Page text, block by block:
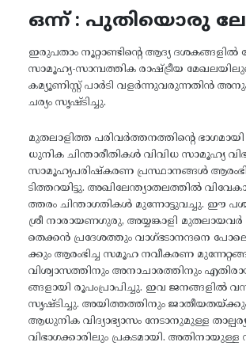
ഒന്ന് : പുതിയൊരു
ഇരുപതാം നൂറ്റാണ്ടിന്റെ ആദ്യ ദശകങ്ങളിൽ
സാമൂഹ്യ-സാമ്പത്തിക രാഷ്ട്രീയ
കമ്യൂണിസ്റ്റ് പാർടി വളർന്നുവരുന്നതിൻ
ചര്യം സൃഷ്ടിച്ചു.
മുതലാളിത്ത പരിവർത്തനത്തിന്റെ
ധുനിക ചിന്താരീതികൾ വിവിധ സാമൂഹ്യ
സാമൂഹ്യപരിഷ്കരണ പ്രസ്ഥാനങ്ങൾ
ടിത്തറയിട്ടു. അഖിലേന്ത്യാതലത്തിൽ
ത്തരം ചിന്താഗതികൾ മുന്നോട്ടുവച്ചു. ഈ
ശ്രീ നാരായണഗുരു, അയ്യങ്കാളി മുതലായവർ
തെക്കൻ പ്രദേശത്തും വാഗ്ഭടാനന്ദനെ
ക്കും ആരംഭിച്ച സമൂഹ നവീകരണ
വിശ്വാസത്തിനും അനാചാരത്തിനും
ങ്ങളായി രൂപംപ്രാപിച്ചു. ഇവ ജനങ്ങളിൽ
സൃഷ്ടിച്ചു. അയിത്തത്തിനും
ആധുനിക വിദ്യാഭ്യാസം നേടാനുമുള്ള
വിഭാഗക്കാരിലും പ്രകടമായി. അതിനായുള്ള